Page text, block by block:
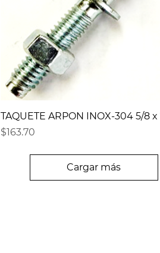
TAQUETE ARPON INOX-304 5/8 x
Precio
$163.70
Cargar más